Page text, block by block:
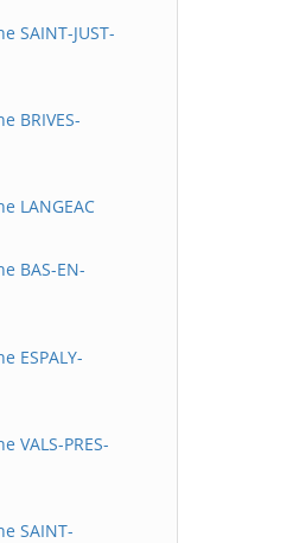
SAINT-JUST-
BRIVES-
LANGEAC
BAS-EN-
ESPALY-
VALS-PRES-
SAINT-